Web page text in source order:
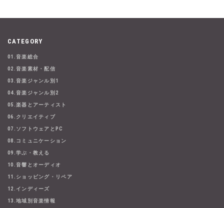
CATEGORY
01.音楽総合
02.音楽素材・配信
03.音楽ジャンル別1
04.音楽ジャンル別2
05.楽器とアーティスト
06.クリエイティブ
07.ソフトウェアとPC
08.コミュニケーション
09.学ぶ・教える
10.音響とオーディオ
11.ショッピング・リペア
12.インディーズ
13.地域別音楽情報